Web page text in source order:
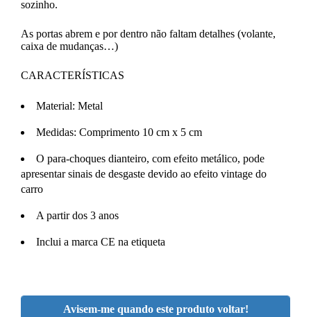
sozinho.
As portas abrem e por dentro não faltam detalhes (volante,
caixa de mudanças…)
CARACTERÍSTICAS
Material: Metal
Medidas: Comprimento 10 cm x 5 cm
O para-choques dianteiro, com efeito metálico, pode
apresentar sinais de desgaste devido ao efeito vintage do
carro
A partir dos 3 anos
Inclui a marca CE na etiqueta
Avisem-me quando este produto voltar!